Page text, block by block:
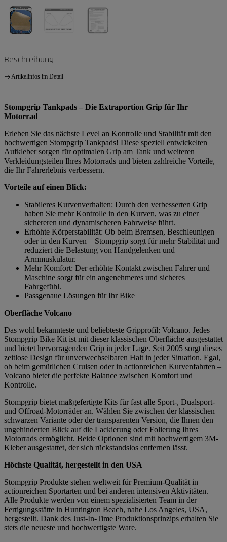
Beschreibung
Artikelinfos im Detail
Stompgrip Tankpads – Die Extraportion Grip für Ihr
Motorrad
Erleben Sie das nächste Level an Kontrolle und Stabilität mit den
hochwertigen Stompgrip Tankpads! Diese speziell entwickelten
Aufkleber sorgen für optimalen Grip am Tank und weiteren
Verkleidungsteilen Ihres Motorrads und bieten zahlreiche Vorteile,
die Ihr Fahrerlebnis verbessern.
Vorteile auf einen Blick:
Stabileres Kurvenverhalten: Durch den verbesserten Grip
haben Sie mehr Kontrolle in den Kurven, was zu einer
sichereren und dynamischeren Fahrweise führt.
Erhöhte Körperstabilität: Ob beim Bremsen, Beschleunigen
oder in den Kurven – Stompgrip sorgt für mehr Stabilität und
reduziert die Belastung von Handgelenken und
Armmuskulatur.
Mehr Komfort: Der erhöhte Kontakt zwischen Fahrer und
Maschine sorgt für ein angenehmeres und sicheres
Fahrgefühl.
Passgenaue Lösungen für Ihr Bike
Oberfläche Volcano
Das wohl bekannteste und beliebteste Gripprofil: Volcano. Jedes
Stompgrip Bike Kit ist mit dieser klassischen Oberfläche ausgestattet
und bietet hervorragenden Grip in jeder Lage. Seit 2005 sorgt dieses
zeitlose Design für unverwechselbaren Halt in jeder Situation. Egal,
ob beim gemütlichen Cruisen oder in actionreichen Kurvenfahrten –
Volcano bietet die perfekte Balance zwischen Komfort und
Kontrolle.
Stompgrip bietet maßgefertigte Kits für fast alle Sport-, Dualsport-
und Offroad-Motorräder an. Wählen Sie zwischen der klassischen
schwarzen Variante oder der transparenten Version, die Ihnen den
ungehinderten Blick auf die Lackierung oder Folierung Ihres
Motorrads ermöglicht. Beide Optionen sind mit hochwertigem 3M-
Kleber ausgestattet, der sich rückstandslos entfernen lässt.
Höchste Qualität, hergestellt in den USA
Stompgrip Produkte stehen weltweit für Premium-Qualität in
actionreichen Sportarten und bei anderen intensiven Aktivitäten.
Alle Produkte werden von einem spezialisierten Team in der
Fertigungsstätte in Huntington Beach, nahe Los Angeles, USA,
hergestellt. Dank des Just-In-Time Produktionsprinzips erhalten Sie
stets die neueste und hochwertigste Ware.